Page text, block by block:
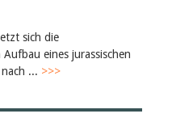
sich die
eines jurassischen
... >>>